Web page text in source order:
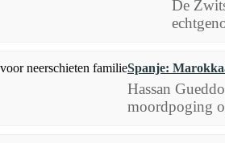
De
Spanje:
Hassan
moordpoging